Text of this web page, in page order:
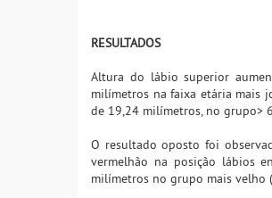
RESULTADOS
Altura do lábio superior
milímetros na faixa etária mais
de 19,24 milímetros, no grupo>
O resultado oposto foi
vermelhão na posição lábios
milímetros no grupo mais velho